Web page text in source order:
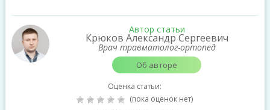
Автор статьи
Крюков Александр Сергеевич
Врач травматолог-ортопед
Об авторе
Оценка статьи:
(пока оценок нет)